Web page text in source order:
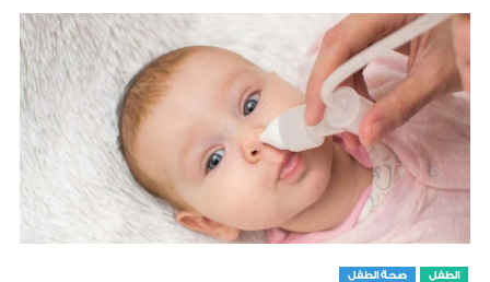
الطفل صحة الطفل